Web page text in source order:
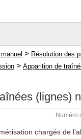
> Résolution des
> Apparition de
(lignes)
Numéro
chargés de